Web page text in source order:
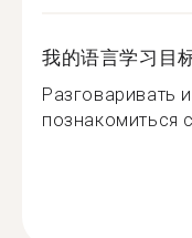
我的语言学习目
Разговаривать
познакомиться